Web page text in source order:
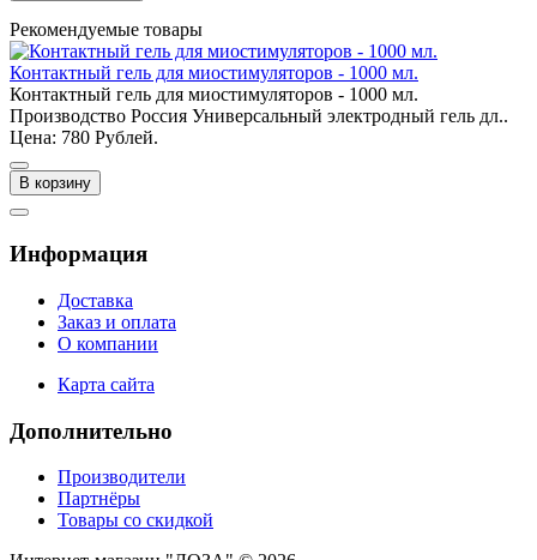
Рекомендуемые товары
Контактный гель для миостимуляторов - 1000 мл.
Контактный гель для миостимуляторов - 1000 мл.
Производство Россия Универсальный электродный гель дл..
Цена: 780 Рублей.
В корзину
Информация
Доставка
Заказ и оплата
О компании
Карта сайта
Дополнительно
Производители
Партнёры
Товары со скидкой